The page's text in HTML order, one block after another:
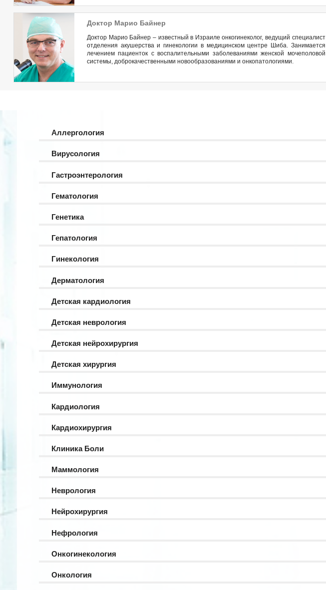
Доктор Марио Байнер
Доктор Марио Байнер – известный в Израиле онкогинеколог, ведущий специалист
отделения акушерства и гинекологии в медицинском центре Шиба. Занимается
лечением пациенток с воспалительными заболеваниями женской мочеполовой
системы, доброкачественными новообразованиями и онкопатологиями.
Аллергология
Вирусология
Гастроэнтерология
Гематология
Генетика
Гепатология
Гинекология
Дерматология
Детская кардиология
Детская неврология
Детская нейрохирургия
Детская хирургия
Иммунология
Кардиология
Кардиохирургия
Клиника Боли
Маммология
Неврология
Нейрохирургия
Нефрология
Онкогинекология
Онкология